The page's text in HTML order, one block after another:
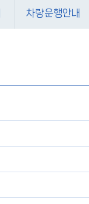
차량운행안내